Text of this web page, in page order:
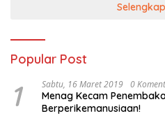
Popular Post
1 Sabtu, 16 Maret 2019 0
Menag Kecam
Berperikemanusiaan!